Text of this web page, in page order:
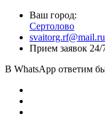
Ваш город:
Сертолово
svaitorg.rf@mail.ru
Прием заявок 24/
В WhatsApp ответим